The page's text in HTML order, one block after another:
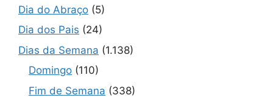
Dia do Abraço (5)
Dia dos Pais (24)
Dias da Semana (1.138)
Domingo (110)
Fim de Semana (338)